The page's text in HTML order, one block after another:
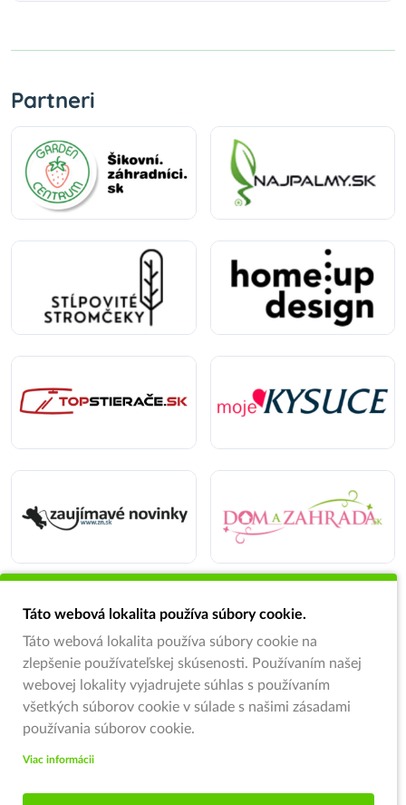
Partneri
Táto webová lokalita používa súbory cookie.
Táto webová lokalita používa súbory cookie na
zlepšenie používateľskej skúsenosti. Používaním našej
webovej lokality vyjadrujete súhlas s používaním
všetkých súborov cookie v súlade s našimi zásadami
používania súborov cookie.
Viac informácii